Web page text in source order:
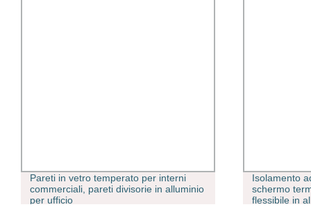
Pareti in vetro temperato per interni
commerciali, pareti divisorie in alluminio
per ufficio
Isolamento
schermo
flessibile in